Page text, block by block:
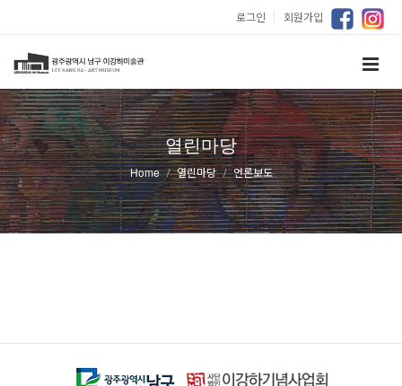
로그인 ｜ 회원가입
열린마당
Home 열린마당 언론보도